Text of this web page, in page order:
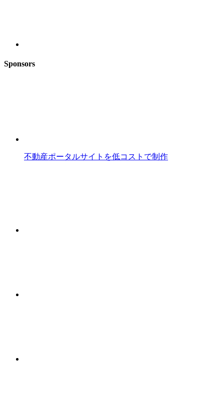
Sponsors
不動産ポータルサイトを低コストで制作